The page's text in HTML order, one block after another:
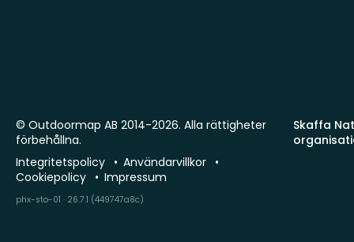
Skaffa
© Outdoormap AB 2014-2026. Alla rättigheter
förbehållna.
Integritetspolicy
Användarvillkor
Cookiepolicy
Impressum
phx-sto-01 · 26.7.1 (449747a8c)